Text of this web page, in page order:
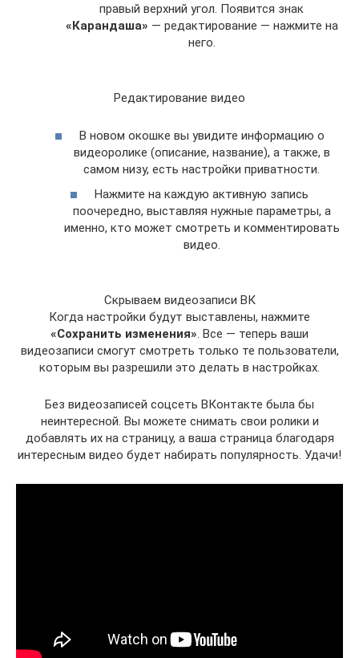
правый верхний угол. Появится знак
«Карандаша» — редактирование — нажмите на
него.
Редактирование видео
В новом окошке вы увидите информацию о
видеоролике (описание, название), а также, в
самом низу, есть настройки приватности.
Нажмите на каждую активную запись
поочередно, выставляя нужные параметры, а
именно, кто может смотреть и комментировать
видео.
Скрываем видеозаписи ВК
Когда настройки будут выставлены, нажмите
«Сохранить изменения». Все — теперь ваши
видеозаписи смогут смотреть только те пользователи,
которым вы разрешили это делать в настройках.
Без видеозаписей соцсеть ВКонтакте была бы
неинтересной. Вы можете снимать свои ролики и
добавлять их на страницу, а ваша страница благодаря
интересным видео будет набирать популярность. Удачи!